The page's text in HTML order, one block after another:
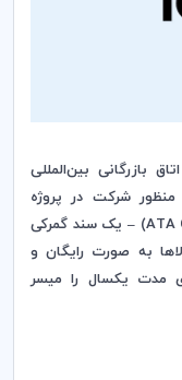
بازرگانی بین‌المللی
شرکت در پروژه
ATA
)
– یک سند گمرکی
به صورت رایگان و
مدت یکسال را میسر